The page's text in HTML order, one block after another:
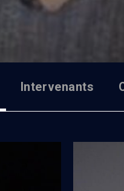
Intervenants